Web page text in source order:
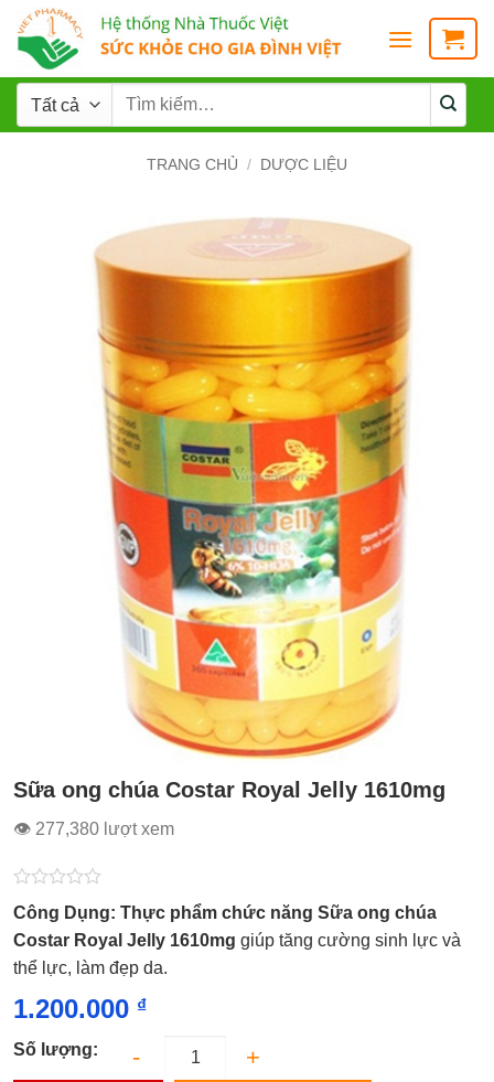
TRANG CHỦ / DƯỢC LIỆU
Sữa ong chúa Costar Royal Jelly 1610mg
👁 277,380 lượt xem
Được
xếp
hạng
0.0
5
Công Dụng: Thực phẩm chức năng Sữa ong chúa
Costar Royal Jelly 1610mg giúp tăng cường sinh lực và
thể lực, làm đẹp da.
1.200.000 ₫
Số lượng: